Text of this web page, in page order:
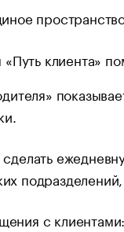
клиента»
с